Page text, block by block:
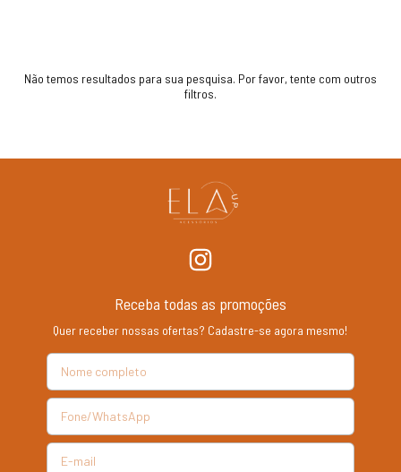
Não temos resultados para sua pesquisa. Por favor, tente com outros
filtros.
Receba todas as promoções
Quer receber nossas ofertas? Cadastre-se agora mesmo!